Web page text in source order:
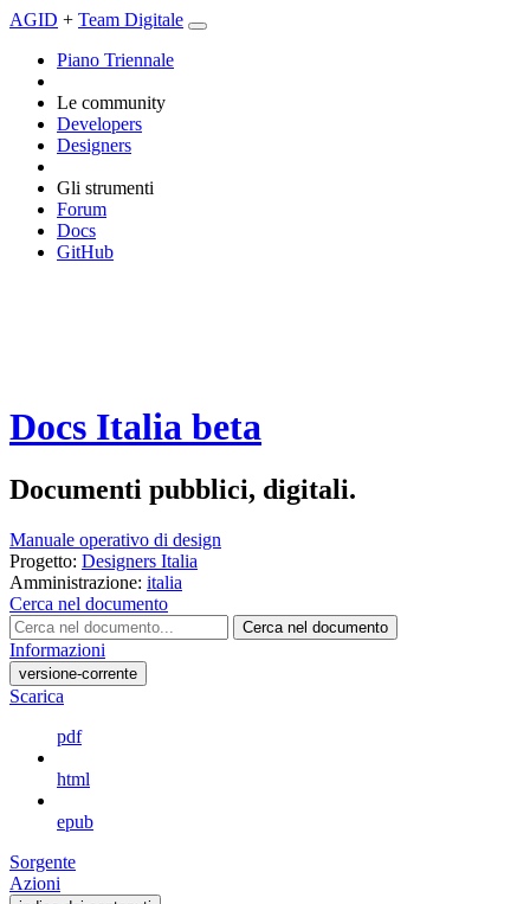
AGID + Team Digitale
Piano Triennale
Le community
Developers
Designers
Gli strumenti
Forum
Docs
GitHub
Docs Italia beta
Documenti pubblici, digitali.
Manuale operativo di design
Progetto: Designers Italia
Amministrazione: italia
Cerca nel documento
Cerca nel documento
Informazioni
versione-corrente
Scarica
pdf
html
epub
Sorgente
Azioni